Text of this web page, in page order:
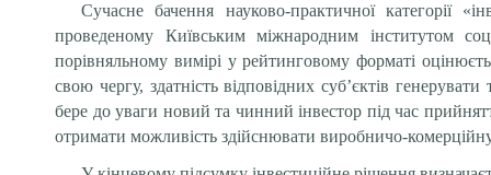
Сучасне бачення науково-практичної категорії
проведеному Київським міжнародним інститутом
порівняльному вимірі урейтинговому форматі
свою чергу, здатність відповідних суб’єктів
бере до уваги новий та чинний інвестор під час
отримати можливість здійснювати виробничо-